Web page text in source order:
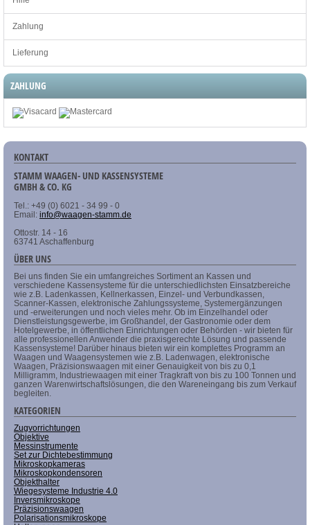
Zahlung
Lieferung
ZAHLUNG
KONTAKT
STAMM WAAGEN- UND KASSENSYSTEME
GMBH & CO. KG
Tel.: +49 (0) 6021 - 34 99 - 0
Email: info@waagen-stamm.de
Ottostr. 14 - 16
63741 Aschaffenburg
ÜBER UNS
Bei uns finden Sie ein umfangreiches Sortiment an Kassen und
verschiedene Kassensysteme für die unterschiedlichsten Einsatzbereiche
wie z.B. Ladenkassen, Kellnerkassen, Einzel- und Verbundkassen,
Scanner-Kassen, elektronische Zahlungssysteme, Systemergänzungen
und -erweiterungen und noch vieles mehr. Ob im Einzelhandel oder
Dienstleistungsgewerbe, im Großhandel, der Gastronomie oder dem
Hotelgewerbe, in öffentlichen Einrichtungen oder Behörden - wir bieten für
alle professionellen Anwender die praxisgerechte Lösung und passende
Kassensysteme! Darüber hinaus bieten wir ein komplettes Programm an
Waagen und Waagensystemen wie z.B. Ladenwagen, elektronische
Waagen, Präzisionswaagen mit einer Genauigkeit von bis zu 0,1
Milligramm, Industriewaagen mit einer Tragkraft von bis zu 100 Tonnen und
ganzen Warenwirtschaftslösungen, die den Wareneingang bis zum Verkauf
begleiten.
KATEGORIEN
Zugvorrichtungen
Objektive
Messinstrumente
Set zur Dichtebestimmung
Mikroskopkameras
Mikroskopkondensoren
Objekthalter
Wiegesysteme Industrie 4.0
Inversmikroskope
Präzisionswaagen
Polarisationsmikroskope